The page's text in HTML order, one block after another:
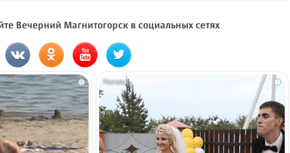
Вечерний Магнитогорск в социальных сетях
i i